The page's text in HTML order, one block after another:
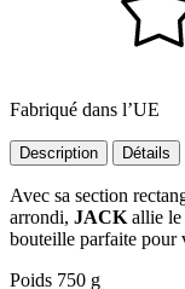
Fabriqué dans l’UE
Description Détails
Avec sa section
arrondi, JACK allie le
bouteille parfaite pour
Poids 750 g